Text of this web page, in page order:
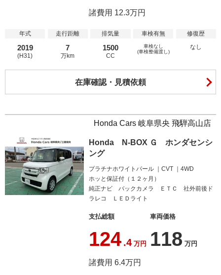
諸費用 12.3万円
年式
2019
(H31)
走行距離
7
万km
排気量
1500
CC
車検有無
車検なし
(車検整備渡し)
修復歴
なし
在庫確認・見積依頼
Honda Cars 岐阜県央 飛騨高山店
Honda N-BOX Ｇ ホンダセンシ
ング
プラチナホワイトパール CVT
4WD
ホッと保証付（１２ヶ月）
純正ナビ バックカメラ ＥＴＣ 社外前後ド
ラレコ ＬＥＤライト
支払総額
124 .4 万円
車両価格
118 万円
諸費用 6.4万円